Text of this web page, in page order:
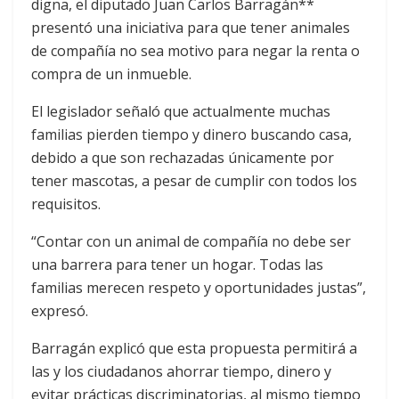
digna, el diputado Juan Carlos Barragán**
presentó una iniciativa para que tener animales
de compañía no sea motivo para negar la renta o
compra de un inmueble.
El legislador señaló que actualmente muchas
familias pierden tiempo y dinero buscando casa,
debido a que son rechazadas únicamente por
tener mascotas, a pesar de cumplir con todos los
requisitos.
“Contar con un animal de compañía no debe ser
una barrera para tener un hogar. Todas las
familias merecen respeto y oportunidades justas”,
expresó.
Barragán explicó que esta propuesta permitirá a
las y los ciudadanos ahorrar tiempo, dinero y
evitar prácticas discriminatorias, al mismo tiempo